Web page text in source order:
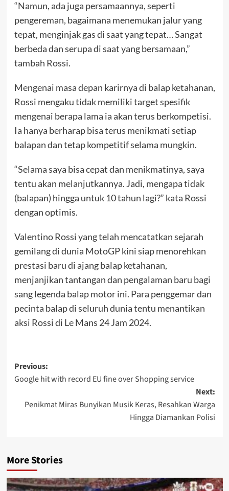
“Namun, ada juga persamaannya, seperti
pengereman, bagaimana menemukan jalur yang
tepat, menginjak gas di saat yang tepat… Sangat
berbeda dan serupa di saat yang bersamaan,”
tambah Rossi.
Mengenai masa depan karirnya di balap ketahanan,
Rossi mengaku tidak memiliki target spesifik
mengenai berapa lama ia akan terus berkompetisi.
Ia hanya berharap bisa terus menikmati setiap
balapan dan tetap kompetitif selama mungkin.
“Selama saya bisa cepat dan menikmatinya, saya
tentu akan melanjutkannya. Jadi, mengapa tidak
(balapan) hingga untuk 10 tahun lagi?” kata Rossi
dengan optimis.
Valentino Rossi yang telah mencatatkan sejarah
gemilang di dunia MotoGP kini siap menorehkan
prestasi baru di ajang balap ketahanan,
menjanjikan tantangan dan pengalaman baru bagi
sang legenda balap motor ini. Para penggemar dan
pecinta balap di seluruh dunia tentu menantikan
aksi Rossi di Le Mans 24 Jam 2024.
Post
navigation
Previous:
Google hit with record EU fine over Shopping service
Next:
Penikmat Miras Bunyikan Musik Keras, Resahkan Warga
Hingga Diamankan Polisi
More Stories